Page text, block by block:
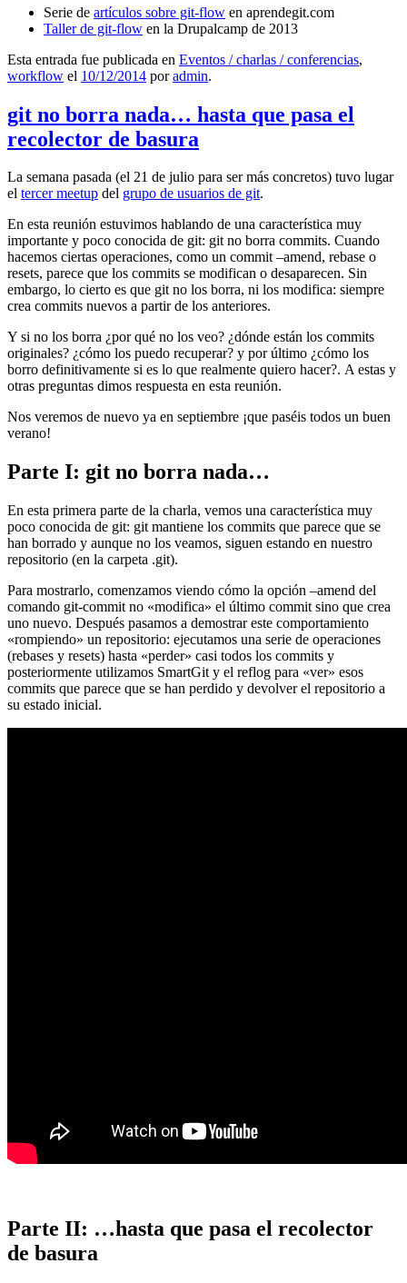
Serie de artículos sobre git-flow en aprendegit.com
Taller de git-flow en la Drupalcamp de 2013
Esta entrada fue publicada en Eventos / charlas / conferencias,
workflow el 10/12/2014 poradmin.
git no borra nada… hasta que pasa el
recolector de basura
La semana pasada (el 21 de julio para ser más concretos) tuvo lugar
el tercer meetup del grupo de usuarios de git.
En esta reunión estuvimos hablando de una característica muy
importante y poco conocida de git: git no borra commits. Cuando
hacemos ciertas operaciones, como un commit –amend, rebase o
resets, parece que los commits se modifican o desaparecen. Sin
embargo, lo cierto es que git no los borra, ni los modifica: siempre
crea commits nuevos a partir de los anteriores.
Y si no los borra ¿por qué no los veo? ¿dónde están los commits
originales? ¿cómo los puedo recuperar? y por último ¿cómo los
borro definitivamente si es lo que realmente quiero hacer?. A estas y
otras preguntas dimos respuesta en esta reunión.
Nos veremos de nuevo ya en septiembre ¡que paséis todos un buen
verano!
Parte I: git no borra nada…
En esta primera parte de la charla, vemos una característica muy
poco conocida de git: git mantiene los commits que parece que se
han borrado y aunque no los veamos, siguen estando en nuestro
repositorio (en la carpeta .git).
Para mostrarlo, comenzamos viendo cómo la opción –amend del
comando git-commit no «modifica» el último commit sino que crea
uno nuevo. Después pasamos a demostrar este comportamiento
«rompiendo» un repositorio: ejecutamos una serie de operaciones
(rebases y resets) hasta «perder» casi todos los commits y
posteriormente utilizamos SmartGit y el reflog para «ver» esos
commits que parece que se han perdido y devolver el repositorio a
su estado inicial.
Parte II: …hasta que pasa el recolector
de basura